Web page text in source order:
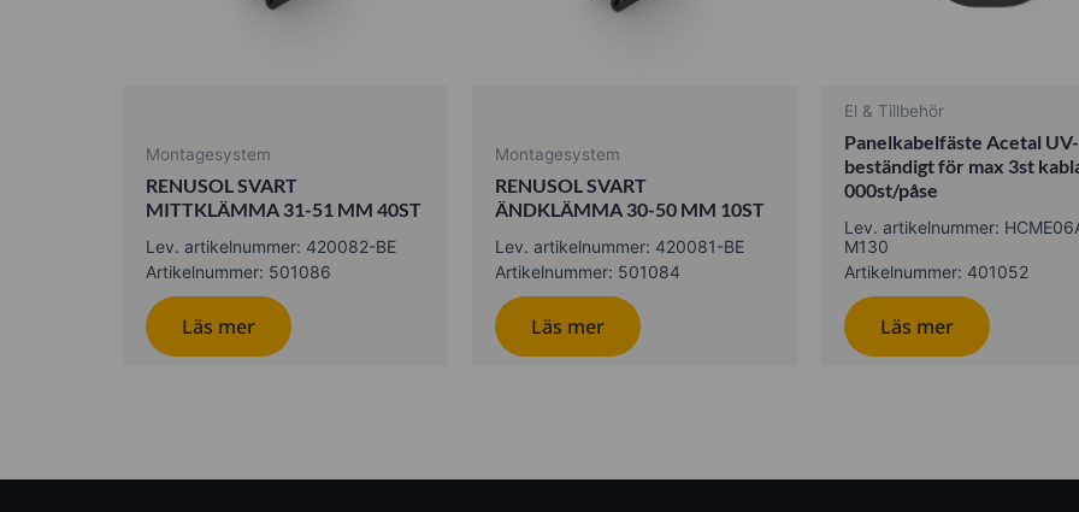
Montagesystem
RENUSOL SVART
MITTKLÄMMA 31-51 MM 40ST
Lev. artikelnummer: 420082-BE
Artikelnummer: 501086
Läs mer
Montagesystem
RENUSOL SVART
ÄNDKLÄMMA 30-50 MM 10ST
Lev. artikelnummer: 420081-BE
Artikelnummer: 501084
Läs mer
El & Tillbehör
Panelkabelfäste Acetal UV-
beständigt för max 3st
000st/påse
Lev. artikelnummer:
M130
Artikelnummer: 401052
Läs mer